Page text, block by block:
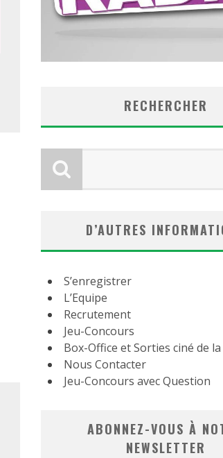
RECHERCHER
D’AUTRES
S’enregistrer
L’Equipe
Recrutement
Jeu-Concours
Box-Office et Sorties ciné de
Nous Contacter
Jeu-Concours avec Question
ABONNEZ-VOUS À
NEWSLETTER